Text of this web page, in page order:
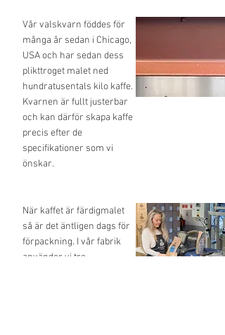
Vår valskvarn föddes för
många år sedan i Chicago,
USA och har sedan dess
plikttroget malet ned
hundratusentals kilo kaffe.
Kvarnen är fullt justerbar
och kan därför skapa kaffe
precis efter de
specifikationer som vi
önskar.
När kaffet är färdigmalet
så är det äntligen dags för
förpackning. I vår fabrik
använder vi tre